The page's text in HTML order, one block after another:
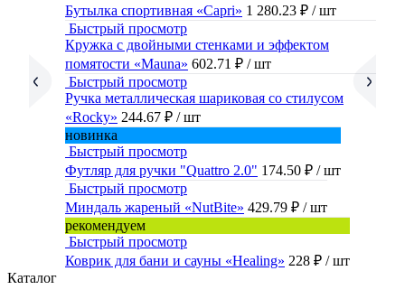
Бутылка спортивная «Capri» 1 280.23 ₽ / шт
Быстрый просмотр
Кружка с двойными стенками и эффектом
помятости «Mauna» 602.71 ₽ / шт
Быстрый просмотр
Ручка металлическая шариковая со стилусом
«Rocky» 244.67 ₽ / шт
новинка
Быстрый просмотр
Футляр для ручки "Quattro 2.0" 174.50 ₽ / шт
Быстрый просмотр
Миндаль жареный «NutBite» 429.79 ₽ / шт
рекомендуем
Быстрый просмотр
Коврик для бани и сауны «Healing» 228 ₽ / шт
Каталог